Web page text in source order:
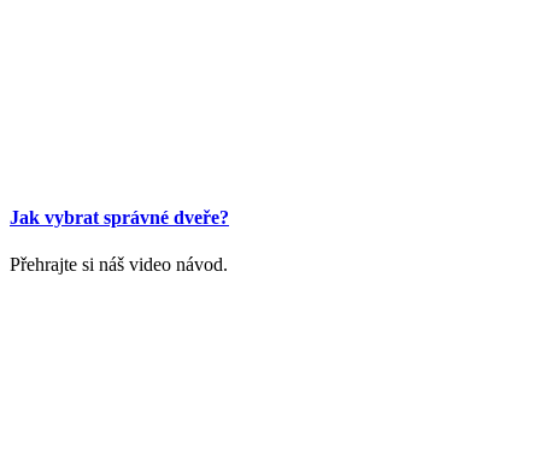
Jak vybrat správné dveře?
Přehrajte si náš video návod.